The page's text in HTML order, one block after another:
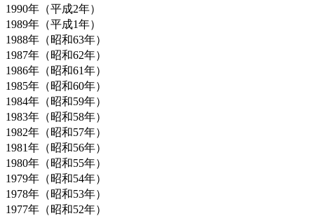
1990年（平成2年）
1989年（平成1年）
1988年（昭和63年）
1987年（昭和62年）
1986年（昭和61年）
1985年（昭和60年）
1984年（昭和59年）
1983年（昭和58年）
1982年（昭和57年）
1981年（昭和56年）
1980年（昭和55年）
1979年（昭和54年）
1978年（昭和53年）
1977年（昭和52年）